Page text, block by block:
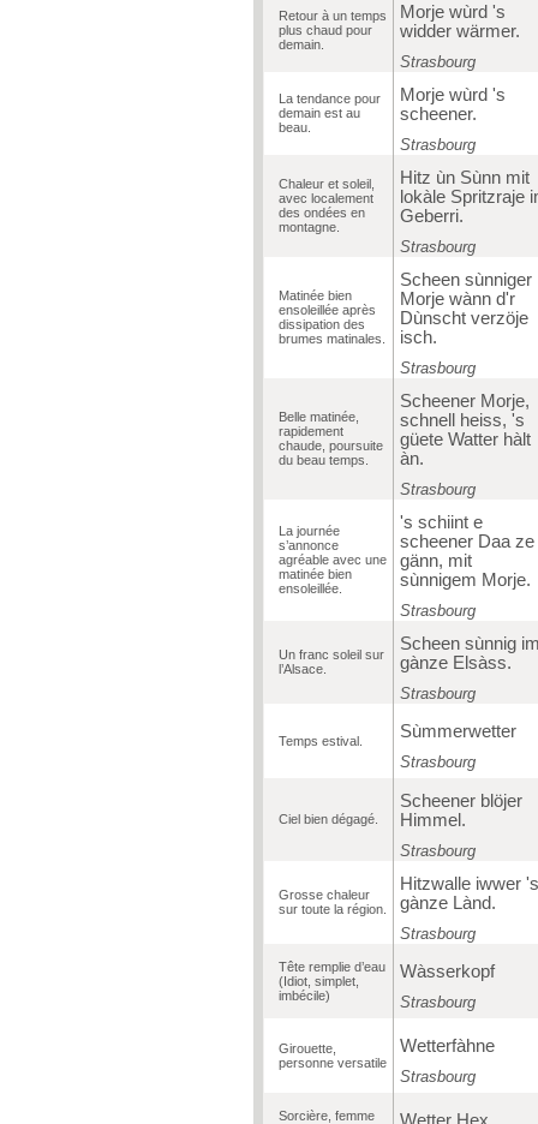
Retour à un temps
plus chaud pour
demain.
Morje wùrd 's
widder wärmer.
Strasbourg
La tendance pour
demain est au
beau.
Morje wùrd 's
scheener.
Strasbourg
Chaleur et soleil,
avec localement
des ondées en
montagne.
Hitz ùn Sùnn mit
lokàle Spritzraje
Geberri.
Strasbourg
Matinée bien
ensoleillée après
dissipation des
brumes matinales.
Scheen sùnniger
Morje wànn d'r
Dùnscht verzöje
isch.
Strasbourg
Belle matinée,
rapidement
chaude, poursuite
du beau temps.
Scheener Morje,
schnell heiss, 's
güete Watter hàlt
àn.
Strasbourg
La journée
s’annonce
agréable avec une
matinée bien
ensoleillée.
's schiint e
scheener Daa ze
gänn, mit
sùnnigem Morje.
Strasbourg
Un franc soleil sur
l’Alsace.
Scheen sùnnig
gànze Elsàss.
Strasbourg
Temps estival. Sùmmerwetter
Strasbourg
Ciel bien dégagé.
Scheener blöjer
Himmel.
Strasbourg
Grosse chaleur
sur toute la région.
Hitzwalle iwwer 's
gànze Lànd.
Strasbourg
Tête remplie d’eau
(Idiot, simplet,
imbécile)
Wàsserkopf
Strasbourg
Girouette,
personne versatile
Wetterfàhne
Strasbourg
Sorcière, femme